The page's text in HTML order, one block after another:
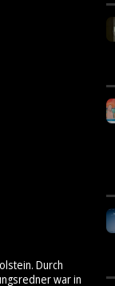
Durch
war in